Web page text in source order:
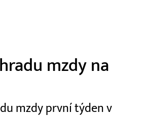
mzdy na
mzdy první týden v